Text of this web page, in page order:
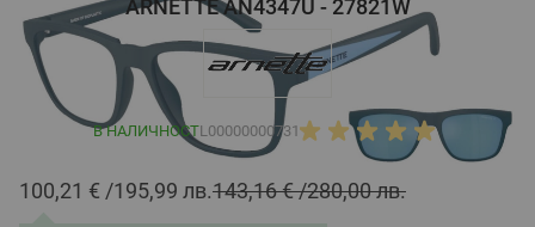
ARNETTE AN4347U - 27821W
В НАЛИЧНОСТL00000000731
143,16 € 280,00 лв.
100,21 € 195,99 лв.